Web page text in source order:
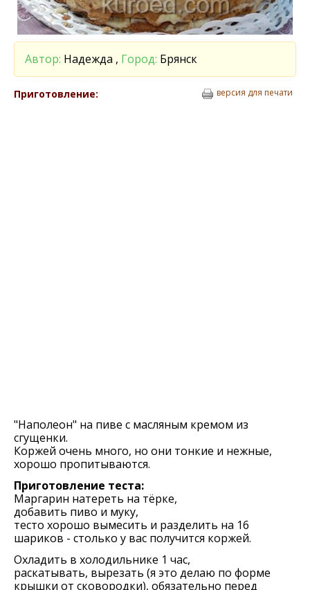
Автор: Надежда , Город: Брянск
Приготовление: версия для печати
"Наполеон" на пиве с масляным кремом из
сгущенки.
Коржей очень много, но они тонкие и нежные,
хорошо пропитываются.
Приготовление теста:
Маргарин натереть на тёрке,
добавить пиво и муку,
тесто хорошо вымесить и разделить на 16
шариков - столько у вас получится коржей.
Охладить в холодильнике 1 час,
раскатывать, вырезать (я это делаю по форме
крышки от сковородки), обязательно перед